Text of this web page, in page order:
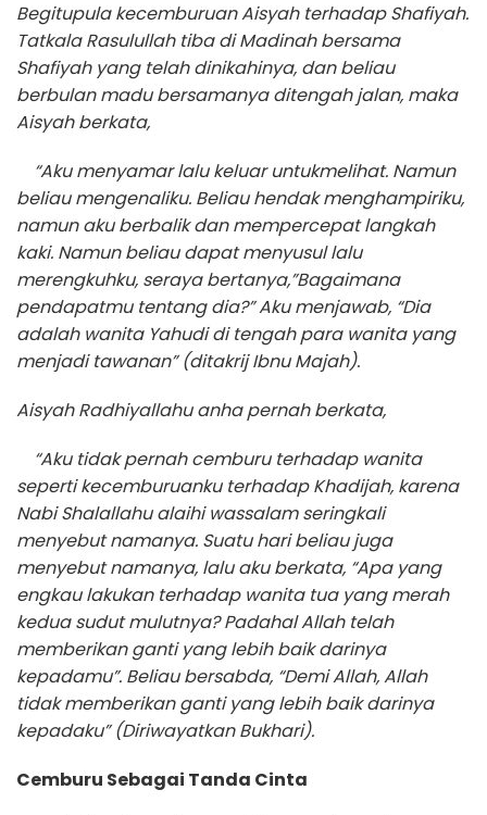
Begitupula kecemburuan Aisyah terhadap Shafiyah.
Tatkala Rasulullah tiba di Madinah bersama
Shafiyah yang telah dinikahinya, dan beliau
berbulan madu bersamanya ditengah jalan, maka
Aisyah berkata,
“Aku menyamar lalu keluar untukmelihat. Namun
beliau mengenaliku. Beliau hendak menghampiriku,
namun aku berbalik dan mempercepat langkah
kaki. Namun beliau dapat menyusul lalu
merengkuhku, seraya bertanya,”Bagaimana
pendapatmu tentang dia?” Aku menjawab, “Dia
adalah wanita Yahudi di tengah para wanita yang
menjadi tawanan” (ditakrij Ibnu Majah).
Aisyah Radhiyallahu anha pernah berkata,
“Aku tidak pernah cemburu terhadap wanita
seperti kecemburuanku terhadap Khadijah, karena
Nabi Shalallahu alaihi wassalam seringkali
menyebut namanya. Suatu hari beliau juga
menyebut namanya, lalu aku berkata, “Apa yang
engkau lakukan terhadap wanita tua yang merah
kedua sudut mulutnya? Padahal Allah telah
memberikan ganti yang lebih baik darinya
kepadamu”. Beliau bersabda, “Demi Allah, Allah
tidak memberikan ganti yang lebih baik darinya
kepadaku” (Diriwayatkan Bukhari).
Cemburu Sebagai Tanda Cinta